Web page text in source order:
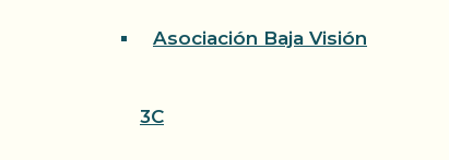
Asociación Baja Visión
3C